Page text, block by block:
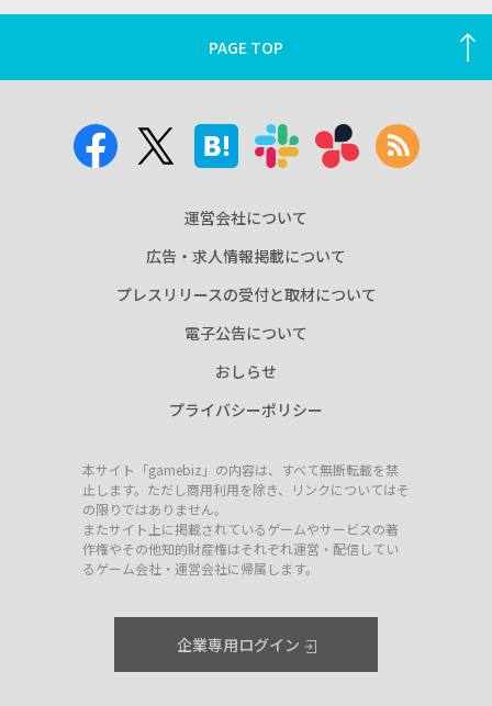
PAGE TOP
運営会社について
広告・求人情報掲載について
プレスリリースの受付と取材について
電子公告について
おしらせ
プライバシーポリシー
本サイト「gamebiz」の内容は、すべて無断転載を禁
止します。ただし商用利用を除き、リンクについてはそ
の限りではありません。
またサイト上に掲載されているゲームやサービスの著
作権やその他知的財産権はそれぞれ運営・配信してい
るゲーム会社・運営会社に帰属します。
企業専用ログイン